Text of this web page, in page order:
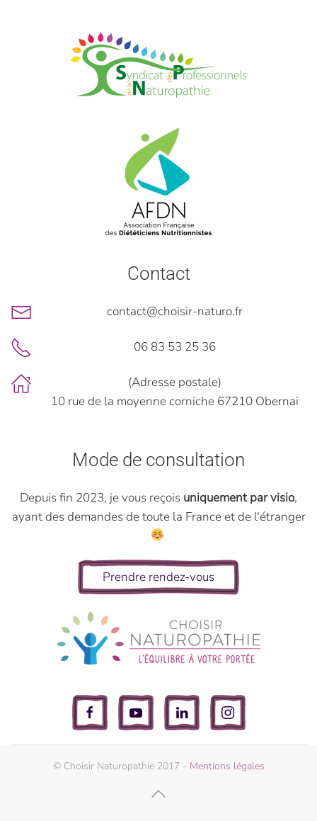
Contact
contact@choisir-naturo.fr
06 83 53 25 36
(Adresse postale)
10 rue de la moyenne corniche 67210 Obernai
Mode de consultation
Depuis fin 2023, je vous reçois uniquement par visio,
ayant des demandes de toute la France et de l'étranger
Prendre rendez-vous
© Choisir Naturopathie 2017 - Mentions légales